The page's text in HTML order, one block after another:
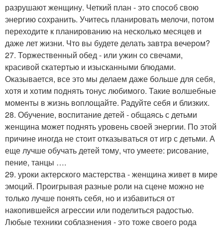
разрушают женщину. Четкий план - это способ свою
энергию сохранить. Учитесь планировать мелочи, потом
переходите к планированию на несколько месяцев и
даже лет жизни. Что вы будете делать завтра вечером?
27. Торжественный обед - или ужин со свечами,
красивой скатертью и изысканными блюдами.
Оказывается, все это мы делаем даже больше для себя,
хотя и хотим поднять тонус любимого. Такие волшебные
моменты в жизнь воплощайте. Радуйте себя и близких.
28. Обучение, воспитание детей - общаясь с детьми
женщина может поднять уровень своей энергии. По этой
причине иногда не стоит отказываться от игр с детьми. А
еще лучше обучать детей тому, что умеете: рисование,
пение, танцы ….
29. уроки актерского мастерства - женщина живет в мире
эмоций. Проигрывая разные роли на сцене можно не
только лучше понять себя, но и избавиться от
накопившейся агрессии или поделиться радостью.
Любые техники соблазнения - это тоже своего рода